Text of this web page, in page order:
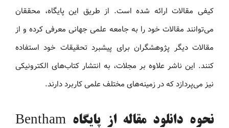
کیفی مقالات ارائه شده است. از طریق این پایگاه، محققان
می‌توانند مقالات خود را به جامعه علمی جهانی معرفی کرده و از
مقالات دیگر پژوهشگران برای پیشبرد تحقیقات خود استفاده
کنند. این ناشر علاوه بر مجلات، به انتشار کتاب‌های الکترونیکی
نیز می‌پردازد که در زمینه‌های مختلف علمی کاربرد دارند.
نحوه دانلود مقاله از پایگاه Bentham